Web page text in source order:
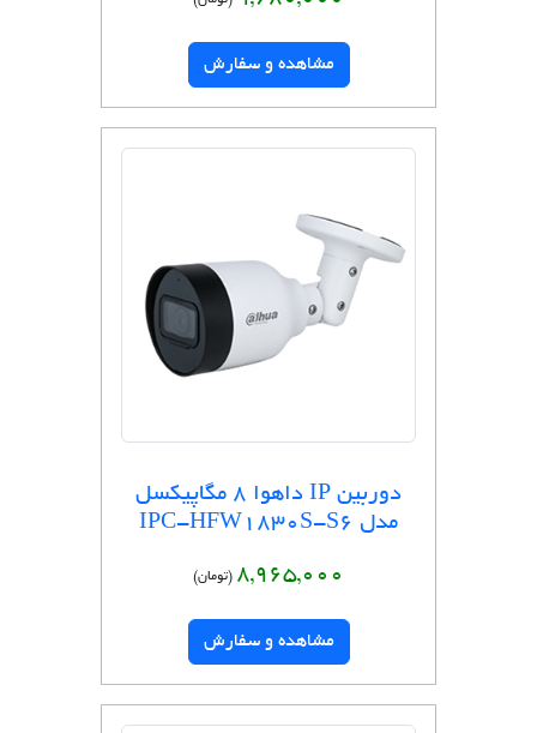
مشاهده و سفارش
دوربین IP داهوا 8 مگاپیکسل
مدل IPC-HFW1830S-S6
8,965,000 (تومان)
مشاهده و سفارش